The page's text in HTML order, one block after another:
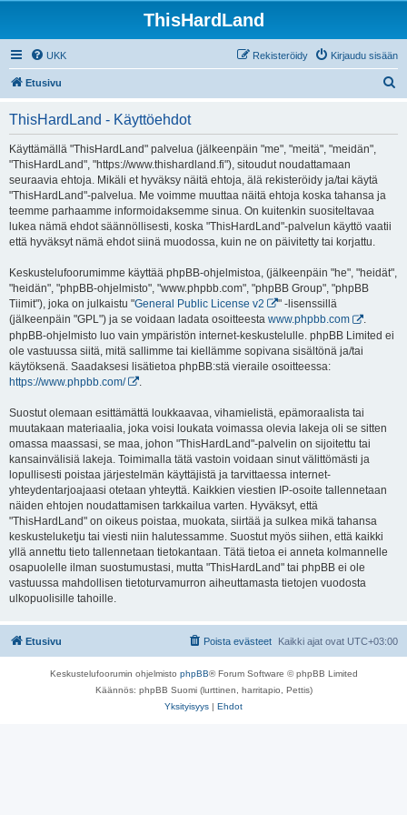
ThisHardLand
UKK Kirjaudu sisään
Rekisteröidy
Etusivu
ThisHardLand - Käyttöehdot
Käyttämällä "ThisHardLand" palvelua (jälkeenpäin "me", "meitä", "meidän",
"ThisHardLand", "https://www.thishardland.fi"), sitoudut noudattamaan
seuraavia ehtoja. Mikäli et hyväksy näitä ehtoja, älä rekisteröidy ja/tai käytä
"ThisHardLand"-palvelua. Me voimme muuttaa näitä ehtoja koska tahansa ja
teemme parhaamme informoidaksemme sinua. On kuitenkin suositeltavaa
lukea nämä ehdot säännöllisesti, koska "ThisHardLand"-palvelun käyttö vaatii
että hyväksyt nämä ehdot siinä muodossa, kuin ne on päivitetty tai korjattu.
Keskustelufoorumimme käyttää phpBB-ohjelmistoa, (jälkeenpäin "he", "heidät",
"heidän", "phpBB-ohjelmisto", "www.phpbb.com", "phpBB Group", "phpBB
Tiimit"), joka on julkaistu "General Public License v2
" -lisenssillä
(jälkeenpäin "GPL") ja se voidaan ladata osoitteesta www.phpbb.com
.
phpBB-ohjelmisto luo vain ympäristön internet-keskustelulle. phpBB Limited ei
ole vastuussa siitä, mitä sallimme tai kiellämme sopivana sisältönä ja/tai
käytöksenä. Saadaksesi lisätietoa phpBB:stä vieraile osoitteessa:
https://www.phpbb.com/
Suostut olemaan esittämättä loukkaavaa, vihamielistä, epämoraalista tai
muutakaan materiaalia, joka voisi loukata voimassa olevia lakeja oli se sitten
omassa maassasi, se maa, johon "ThisHardLand"-palvelin on sijoitettu tai
kansainvälisiä lakeja. Toimimalla tätä vastoin voidaan sinut välittömästi ja
lopullisesti poistaa järjestelmän käyttäjistä ja tarvittaessa internet-
yhteydentarjoajaasi otetaan yhteyttä. Kaikkien viestien IP-osoite tallennetaan
näiden ehtojen noudattamisen tarkkailua varten. Hyväksyt, että
"ThisHardLand" on oikeus poistaa, muokata, siirtää ja sulkea mikä tahansa
keskusteluketju tai viesti niin halutessamme. Suostut myös siihen, että kaikki
yllä annettu tieto tallennetaan tietokantaan. Tätä tietoa ei anneta kolmannelle
osapuolelle ilman suostumustasi, mutta "ThisHardLand" tai phpBB ei ole
vastuussa mahdollisen tietoturvamurron aiheuttamasta tietojen vuodosta
ulkopuolisille tahoille.
Etusivu Kaikki ajat ovat UTC+03:00
Poista evästeet
Keskustelufoorumin ohjelmisto phpBB® Forum Software © phpBB Limited
Käännös: phpBB Suomi (lurttinen, harritapio, Pettis)
Yksityisyys | Ehdot